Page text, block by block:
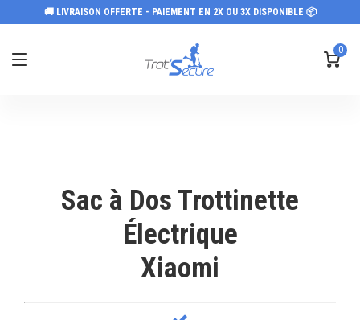
🚚 LIVRAISON OFFERTE - PAIEMENT EN 2X OU 3X DISPONIBLE 📦
0
Sac à Dos Trottinette
Électrique
Xiaomi